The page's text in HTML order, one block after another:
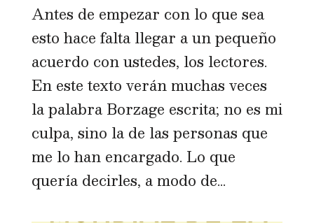
Antes de empezar con lo que sea
esto hace falta llegar a un pequeño
acuerdo con ustedes, los lectores.
En este texto verán muchas veces
la palabra Borzage escrita; no es mi
culpa, sino la de las personas que
me lo han encargado. Lo que
quería decirles, a modo de...